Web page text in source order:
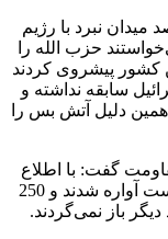
میدان نبرد با رژیم
حزب الله را
کشور پیشروی کردند
سابقه نداشته و
دلیل آتش بس را
گفت: با اطلاع
دقیق می‌گویم که یک میلیون جمعیت صهیونیست آواره شدند و 250
باز نمی‌گردند.